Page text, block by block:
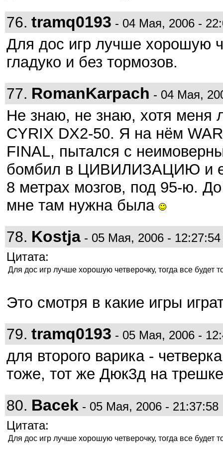
76. tramq0193 - 04 Мая, 2006 -
Для дос игр лучше хорошую
гладуко и без тормозов.
77. RomanKarpach - 04 Мая,
Не знаю, не знаю, хотя меня
CYRIX DX2-50. Я на нём
FINAL, пытался с
бомбил в ЦИВИЛИЗАЦИЮ и
8 метрах мозгов, под 95-ю.
мне там нужна была
78. Kostja - 05 Мая, 2006 - 12:27:54
Цитата:
Для дос игр лучше хорошую четверочку, тогда все будет
Это смотря в какие игры
79. tramq0193 - 05 Мая, 2006 -
для второго варика -
тоже, тот же Дюк3д на
80. Bacek - 05 Мая, 2006 - 21:37:58
Цитата:
Для дос игр лучше хорошую четверочку, тогда все будет